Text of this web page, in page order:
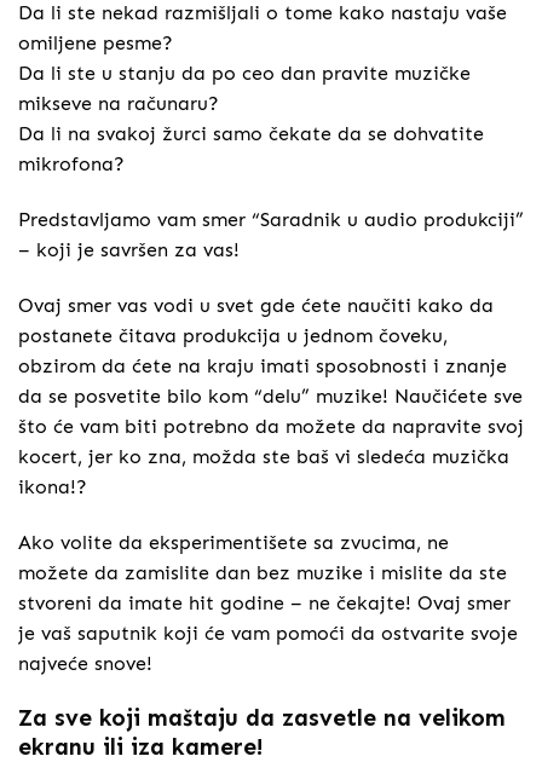
Da li ste nekad razmišljali o tome kako nastaju vaše
omiljene pesme?
Da li ste u stanju da po ceo dan pravite muzičke
mikseve na računaru?
Da li na svakoj žurci samo čekate da se dohvatite
mikrofona?
Predstavljamo vam smer “Saradnik u audio produkciji”
– koji je savršen za vas!
Ovaj smer vas vodi u svet gde ćete naučiti kako da
postanete čitava produkcija u jednom čoveku,
obzirom da ćete na kraju imati sposobnosti i znanje
da se posvetite bilo kom “delu” muzike! Naučićete sve
što će vam biti potrebno da možete da napravite svoj
kocert, jer ko zna, možda ste baš vi sledeća muzička
ikona!?
Ako volite da eksperimentišete sa zvucima, ne
možete da zamislite dan bez muzike i mislite da ste
stvoreni da imate hit godine – ne čekajte! Ovaj smer
je vaš saputnik koji će vam pomoći da ostvarite svoje
najveće snove!
Za sve koji maštaju da zasvetle na velikom
ekranu ili iza kamere!